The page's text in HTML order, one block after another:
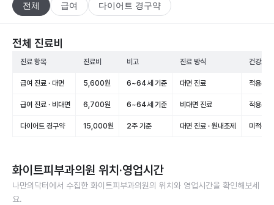
전체 급여 다이어트 경구약
전체 진료비
진료 항목 진료비 비고 진료 방식 건강보
급여 진료 · 대면 5,600원 6~64세 기준 대면 진료 적용(급
급여 진료 · 비대면 6,700원 6~64세 기준 비대면 진료 적용(급
다이어트 경구약 15,000원 2주 기준 대면 진료 · 원내조제 미적용(
화이트피부과의원 위치·영업시간
나만의닥터에서 수집한 화이트피부과의원의 위치와 영업시간을 확인해보세
요.